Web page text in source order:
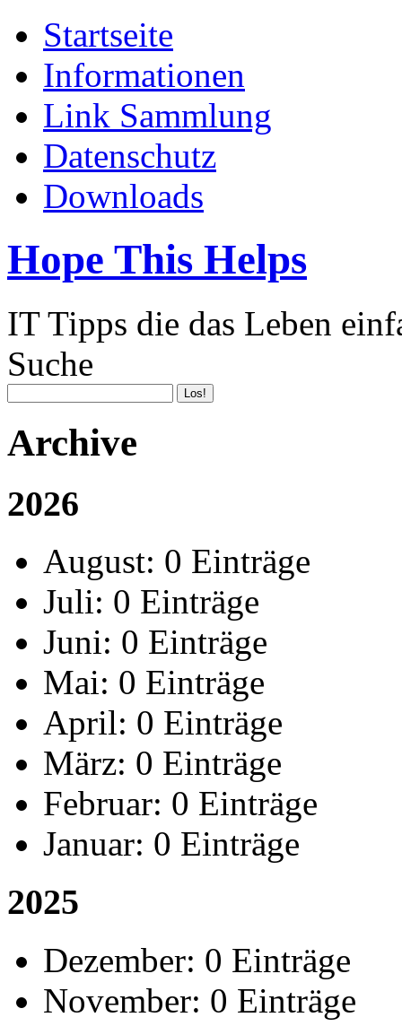
Startseite
Informationen
Link Sammlung
Datenschutz
Downloads
Hope This Helps
IT Tipps die das Leben
Suche
Archive
2026
August: 0 Einträge
Juli: 0 Einträge
Juni: 0 Einträge
Mai: 0 Einträge
April: 0 Einträge
März: 0 Einträge
Februar: 0 Einträge
Januar: 0 Einträge
2025
Dezember: 0 Einträge
November: 0 Einträge